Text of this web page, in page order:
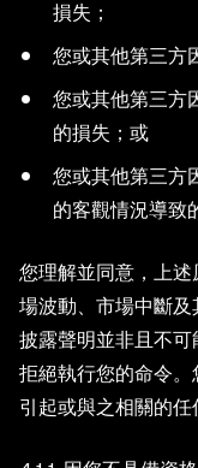
損失；
您或其他第三方
您或其他第三方
的損失；或
您或其他第三方
的客觀情況導致
您理解並同意，上
場波動、市場中斷
披露聲明並非且不
拒絕執行您的命令
引起或與之相關的任